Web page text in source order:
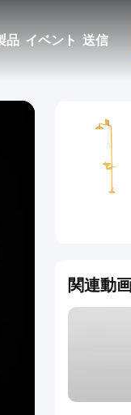
品 イベント 送信
関連動